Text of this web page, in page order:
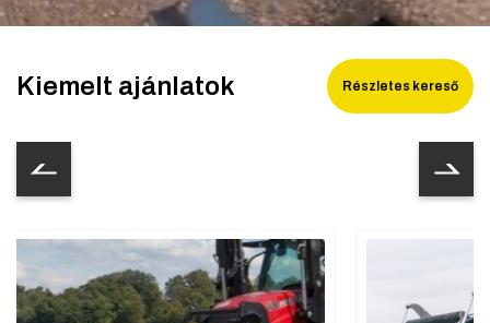
Deutsch
Français
Kiemelt ajánlatok Részletes kereső